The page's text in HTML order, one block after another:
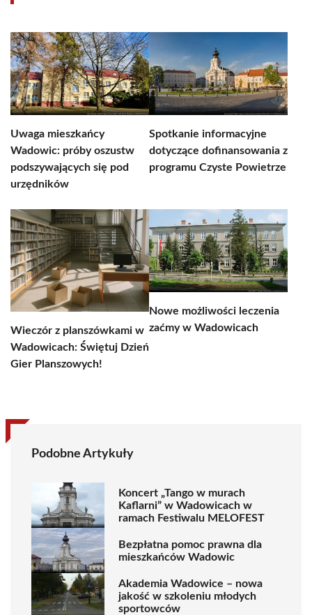
Uwaga mieszkańcy
Wadowic: próby oszustw
podszywających się pod
urzędników
Spotkanie informacyjne
dotyczące dofinansowania z
programu Czyste Powietrze
Wieczór z planszówkami w
Wadowicach: Świętuj Dzień
Gier Planszowych!
Nowe możliwości leczenia
zaćmy w Wadowicach
Podobne Artykuły
Koncert „Tango w murach
Kaflarni” w Wadowicach w
ramach Festiwalu MELOFEST
Bezpłatna pomoc prawna dla
mieszkańców Wadowic
Akademia Wadowice – nowa
jakość w szkoleniu młodych
sportowców